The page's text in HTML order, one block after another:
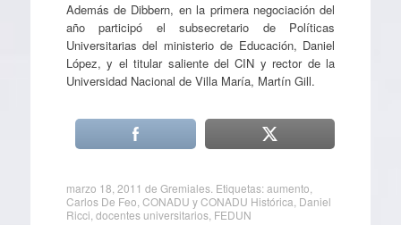
Además de Dibbern, en la primera negociación del
año participó el subsecretario de Políticas
Universitarias del ministerio de Educación, Daniel
López, y el titular saliente del CIN y rector de la
Universidad Nacional de Villa María, Martín Gill.
marzo 18, 2011 de Gremiales. Etiquetas:aumento
Carlos De Feo CONADU y CONADU Histórica Daniel
Ricci docentes universitarios, FEDUN